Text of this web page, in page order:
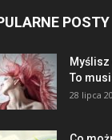
POSTY
Myślisz
To
28 lipca